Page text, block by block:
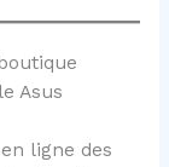
Asus
ligne des